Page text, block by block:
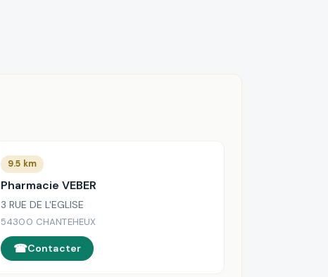
9.5 km
Pharmacie VEBER
3 RUE DE L'EGLISE
54300 CHANTEHEUX
Contacter